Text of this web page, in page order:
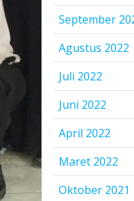
September
Agustus 2022
Juli 2022
Juni 2022
April 2022
Maret 2022
Oktober 2021